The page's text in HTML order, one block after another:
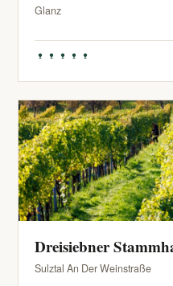
Glanz
Dreisiebner
Sulztal An Der Weinstraße